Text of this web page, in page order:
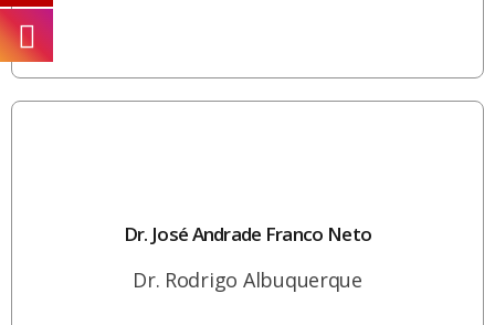
Dr. José Andrade Franco Neto
Dr. Rodrigo Albuquerque